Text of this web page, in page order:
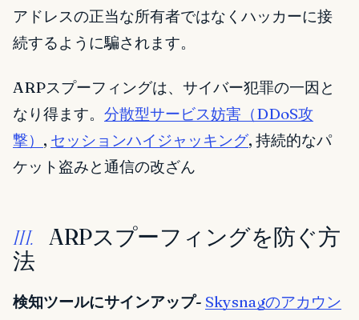
アドレスの正当な所有者ではなくハッカーに接
続するように騙されます。
ARPスプーフィングは、サイバー犯罪の一因と
なり得ます。 分散型サービス妨害（DDoS攻
撃） , セッションハイジャッキング, 持続的なパ
ケット盗みと通信の改ざん
III.
ARPスプーフィングを防ぐ方
法
検知ツールにサインアップ- Skysnagのアカウン